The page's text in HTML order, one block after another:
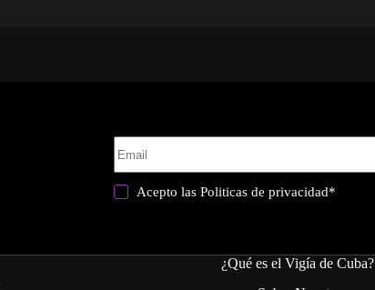
Acepto lasPoliticas de privacidad*
¿Qué es el Vigía de Cuba?